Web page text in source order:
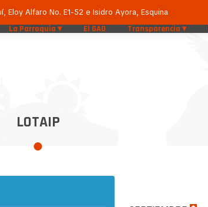
Eloy Alfaro No. E1-52 e Isidro Ayora, Esquina
La Parroquia El GAD Transparencia
LOTAIP